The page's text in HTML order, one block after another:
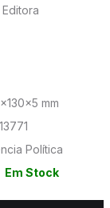
mm
Política
Em Stock